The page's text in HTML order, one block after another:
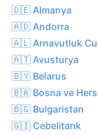
🇩🇪 Almanya
🇦🇩 Andorra
🇦🇱 Arnavutluk
🇦🇹 Avusturya
🇧🇾 Belarus
🇧🇦 Bosna ve
🇧🇬 Bulgaristan
🇬🇮 Cebelitarık